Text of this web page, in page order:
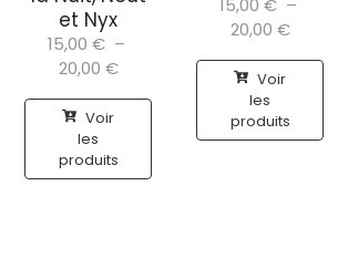
et Nyx
15,00 € –
20,00 €
Voir
les
produits
15,00 € –
20,00 €
Voir
les
produits